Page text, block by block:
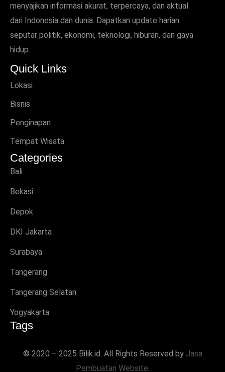
menyajikan informasi akurat, terpercaya, dan aktual
dari Indonesia dan dunia. Dapatkan update harian
seputar politik, ekonomi, teknologi, hiburan, dan gaya
hidup.
Quick Links
Lokasi
Bisnis
Penginapan
Tempat Wisata
Categories
Bali
Bekasi
Depok
DKI Jakarta
Surabaya
Tangerang
Tangerang Selatan
Yogyakarta
Tags
© 2020 – 2025 Bilik.id. All Rights Reserved by Jasa
Pembuatan Website